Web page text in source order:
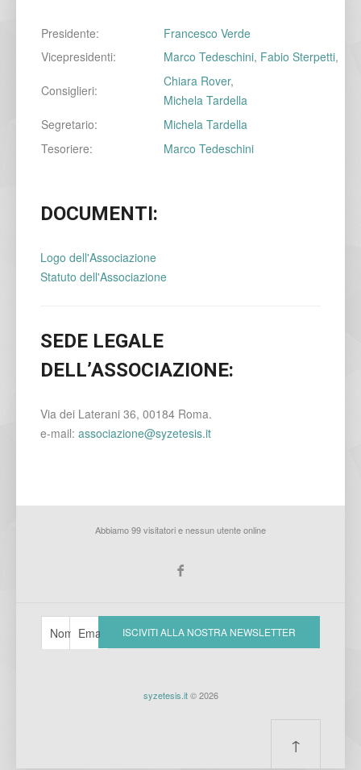
Presidente:
Francesco Verde
Vicepresidenti:
Marco Tedeschini, Fabio Sterpetti,
Consiglieri:
Chiara Rover,
Michela Tardella
Segretario:
Michela Tardella
Tesoriere:
Marco Tedeschini
DOCUMENTI:
Logo dell'Associazione
Statuto dell'Associazione
SEDE LEGALE
DELL’ASSOCIAZIONE:
Via dei Laterani 36, 00184 Roma.
e-mail: associazione@syzetesis.it
Abbiamo 99 visitatori e nessun utente online
syzetesis.it© 2026
↑